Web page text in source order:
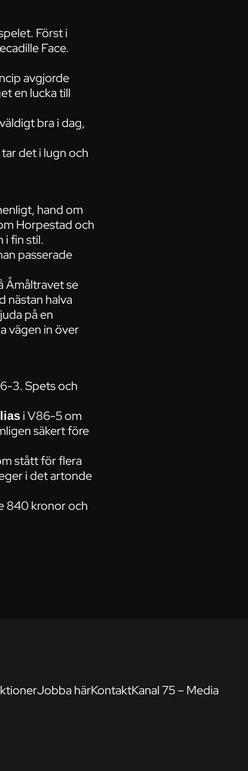
Först i
Face.
avgjorde
en lucka till
bra i dag,
det i lugn och
hand om
Horpestad och
i fin stil.
passerade
Åmåltravet se
nästan halva
på en
vägen in över
3. Spets och
i V86-5 om
säkert före
stått för flera
i det artonde
840 kronor och
Jobba härKontaktKanal 75 – Media